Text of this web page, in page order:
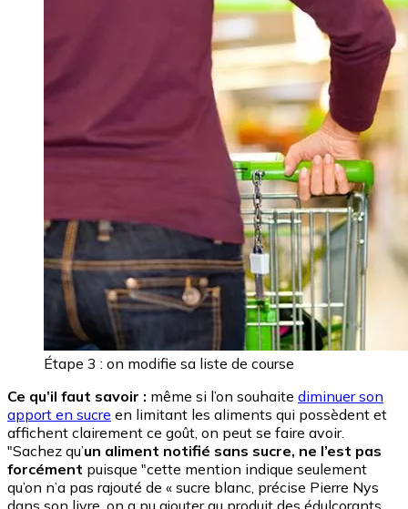
Étape 3 : on modifie sa liste de course
Ce qu’il faut savoir : même si l’on souhaite diminuer son
apport en sucre en limitant les aliments qui possèdent et
affichent clairement ce goût, on peut se faire avoir.
"Sachez qu’un aliment notifié sans sucre, ne l’est pas
forcément puisque "cette mention indique seulement
qu’on n’a pas rajouté de « sucre blanc, précise Pierre Nys
dans son livre, on a pu ajouter au produit des édulcorants,